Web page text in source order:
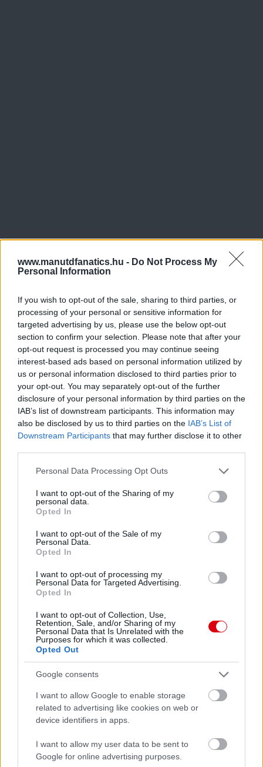
www.manutdfanatics.hu - Do Not Process My
Personal Information
If you wish to opt-out of the sale, sharing to third parties, or
processing of your personal or sensitive information for
targeted advertising by us, please use the below opt-out
section to confirm your selection. Please note that after your
opt-out request is processed you may continue seeing
interest-based ads based on personal information utilized by
us or personal information disclosed to third parties prior to
your opt-out. You may separately opt-out of the further
disclosure of your personal information by third parties on the
IAB’s list of downstream participants. This information may
also be disclosed by us to third parties on the IAB’s List of
Downstream Participants that may further disclose it to other
Please note that this website/app uses one or more Google
not limited to your visit or usage behaviour. You may click to
grant or deny consent to Google and its third-party tags to
use your data for below specified purposes in below Google
consent section.
Personal Data Processing Opt Outs
I want to opt-out of the Sharing of my
personal data.
Opted In
I want to opt-out of the Sale of my
Personal Data.
Opted In
I want to opt-out of processing my
Personal Data for Targeted Advertising.
Opted In
I want to opt-out of Collection, Use,
Retention, Sale, and/or Sharing of my
Personal Data that Is Unrelated with the
Purposes for which it was collected.
Opted Out
Google consents
I want to allow Google to enable storage
related to advertising like cookies on web or
device identifiers in apps.
I want to allow my user data to be sent to
Google for online advertising purposes.